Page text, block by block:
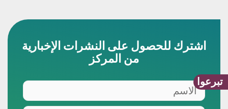
تبرعوا
اشترك للحصول على النشرات الإخبارية
من المركز
الاسم